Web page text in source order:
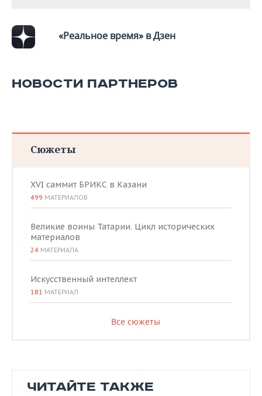
«Реальное время» в Дзен
НОВОСТИ ПАРТНЕРОВ
Сюжеты
XVI саммит БРИКС в Казани
499 МАТЕРИАЛОВ
Великие воины Татарии. Цикл исторических
материалов
24 МАТЕРИАЛА
Искусственный интеллект
181 МАТЕРИАЛ
Все сюжеты
ЧИТАЙТЕ ТАКЖЕ